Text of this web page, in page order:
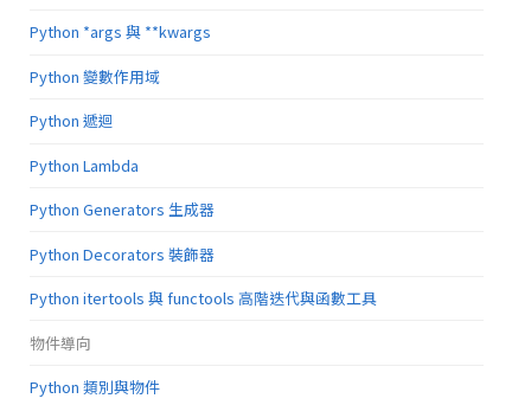
Python *args 與 **kwargs
Python 變數作用域
Python 遞迴
Python Lambda
Python Generators 生成器
Python Decorators 裝飾器
Python itertools 與 functools 高階迭代與函數工具
物件導向
Python 類別與物件